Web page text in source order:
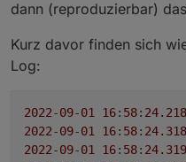
Die Tapo App
Steuern
tapo.0.id.remote
jeweiligen Befehl
Steckdose und
dann (reproduzierbar)
Kurz davor finden sich
Log:
2022-09-01 16: 58: 24.218
2022-09-01 16: 58: 24.318
2022-09-01 16: 58: 24.319